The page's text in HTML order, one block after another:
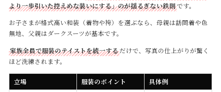
より一歩引いた控えめな装いにする」のが揺るぎない鉄則です。
お子さまが格式高い和装（着物や袴）を選ぶなら、母親は訪問着や色
無地、父親はダークスーツが基本です。
家族全員で服装のテイストを統一するだけで、写真の仕上がりが驚く
ほど洗練されます。
立場 服装のポイント
具体例